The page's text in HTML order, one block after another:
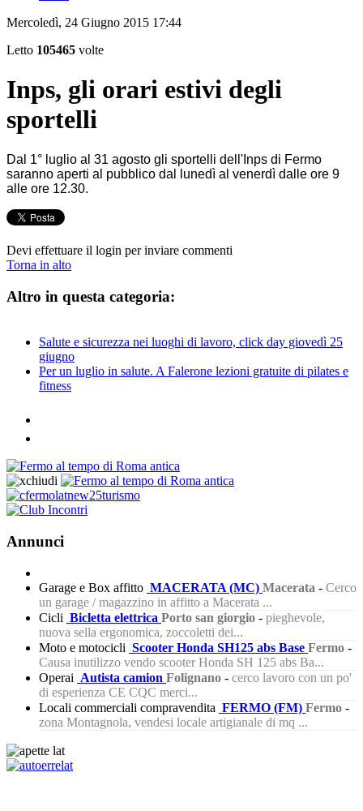
Mercoledì, 24 Giugno 2015 17:44
Letto 105465 volte
Inps, gli orari estivi degli
sportelli
Dal 1° luglio al 31 agosto gli sportelli dell'Inps di Fermo
saranno aperti al pubblico dal lunedì al venerdì dalle ore 9
alle ore 12.30.
Devi effettuare il login per inviare commenti
Torna in alto
Altro in questa categoria:
Salute e sicurezza nei luoghi di lavoro, click day giovedì 25
giugno
Per un luglio in salute. A Falerone lezioni gratuite di pilates e
fitness
Annunci
Garage e Box affitto MACERATA (MC) Macerata - Cerco
un garage / magazzino in affitto a Macerata ...
Cicli Bicletta elettrica Porto san giorgio - pieghevole,
nuova sella ergonomica, zoccoletti dei...
Moto e motocicli Scooter Honda SH125 abs Base Fermo -
Causa inutilizzo vendo scooter Honda SH 125 abs Ba...
Operai Autista camion Folignano - cerco lavoro con un po'
di esperienza CE CQC merci...
Locali commerciali compravendita FERMO (FM) Fermo -
zona Montagnola, vendesi locale artigianale di mq ...